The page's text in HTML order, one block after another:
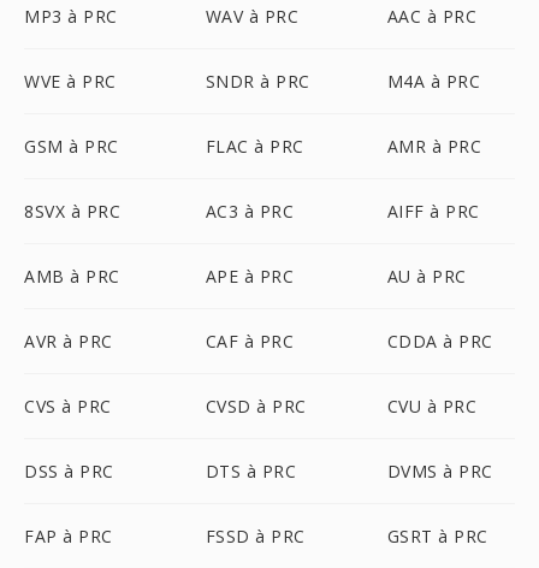
MP3 à PRC WAV à PRC AAC à PRC
WVE à PRC SNDR à PRC M4A à PRC
GSM à PRC FLAC à PRC AMR à PRC
8SVX à PRC AC3 à PRC AIFF à PRC
AMB à PRC APE à PRC AU à PRC
AVR à PRC CAF à PRC CDDA à PRC
CVS à PRC CVSD à PRC CVU à PRC
DSS à PRC DTS à PRC DVMS à PRC
FAP à PRC FSSD à PRC GSRT à PRC